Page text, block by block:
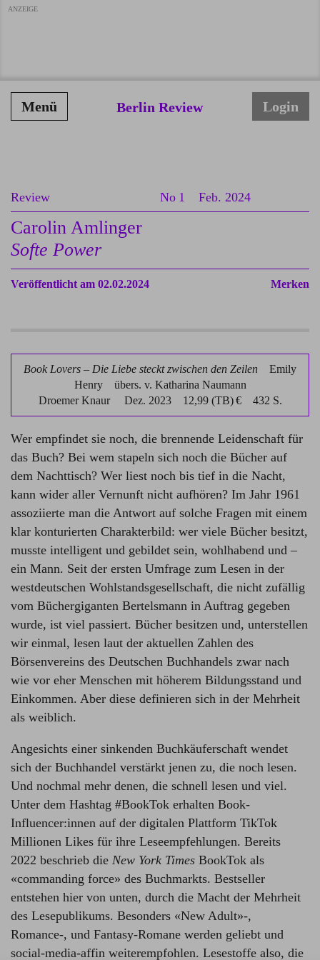
ANZEIGE
Berlin Review
Menü Login
Review No 1 Feb. 2024
Carolin Amlinger
Softe Power
Veröffentlicht am 02.02.2024 Merken
Book Lovers – Die Liebe steckt zwischen den Zeilen
Emily
Henry
übers. v. Katharina Naumann
Droemer Knaur
Dez. 2023 12,99 (TB) € 432 S.
Wer empfindet sie noch, die brennende Leidenschaft für
das Buch? Bei wem stapeln sich noch die Bücher auf
dem Nachttisch? Wer liest noch bis tief in die Nacht,
kann wider aller Vernunft nicht aufhören? Im Jahr 1961
assoziierte man die Antwort auf solche Fragen mit einem
klar konturierten Charakterbild: wer viele Bücher besitzt,
musste intelligent und gebildet sein, wohlhabend und –
ein Mann. Seit der ersten Umfrage zum Lesen in der
westdeutschen Wohlstandsgesellschaft, die nicht zufällig
vom Büchergiganten Bertelsmann in Auftrag gegeben
wurde, ist viel passiert. Bücher besitzen und, unterstellen
wir einmal, lesen laut der aktuellen Zahlen des
Börsenvereins des Deutschen Buchhandels zwar nach
wie vor eher Menschen mit höherem Bildungsstand und
Einkommen. Aber diese definieren sich in der Mehrheit
als weiblich.
Angesichts einer sinkenden Buchkäuferschaft wendet
sich der Buchhandel verstärkt jenen zu, die noch lesen.
Und nochmal mehr denen, die schnell lesen und viel.
Unter dem Hashtag #BookTok erhalten Book-
Influencer:innen auf der digitalen Plattform TikTok
Millionen Likes für ihre Leseempfehlungen. Bereits
2022 beschrieb die New York Times BookTok als
«commanding force» des Buchmarkts. Bestseller
entstehen hier von unten, durch die Macht der Mehrheit
des Lesepublikums. Besonders «New Adult»-,
Romance-, und Fantasy-Romane werden geliebt und
social-media-affin weiterempfohlen. Lesestoffe also, die